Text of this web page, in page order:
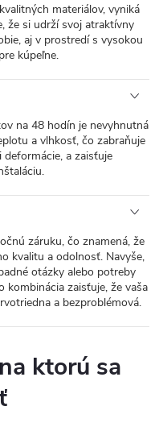
materiálov, vyniká
že si udrží svoj atraktívny
aj v prostredí s vysokou
kúpeľne.
na 48 hodín je nevyhnutná
a vlhkosť, čo zabraňuje
a zaisťuje
záruku, čo znamená, že
kvalitu a odolnosť. Navyše,
otázky alebo potreby
kombinácia zaisťuje, že vaša
a bezproblémová.
ktorú sa